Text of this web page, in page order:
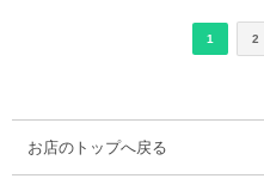
1 2
お店のトップへ戻る